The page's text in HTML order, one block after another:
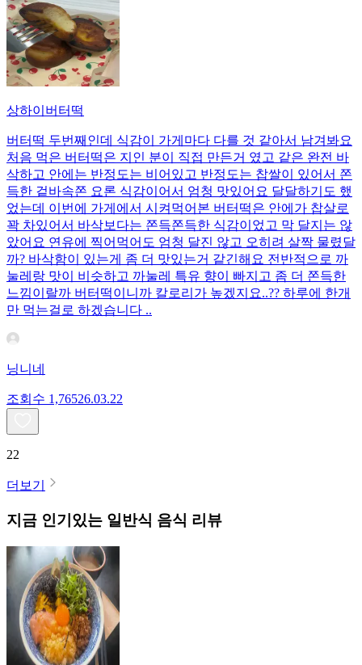
상하이버터떡
버터떡 두번째인데 식감이 가게마다 다를 것 같아서 남겨봐요
처음 먹은 버터떡은 지인 분이 직접 만든거 였고 같은 완전 바
삭하고 안에는 반정도는 비어있고 반정도는 찹쌀이 있어서 쫀
득한 겉바속쫀 요론 식감이어서 엄청 맛있어요 달달하기도 했
었는데 이번에 가게에서 시켜먹어본 버터떡은 안에가 찹살로
꽉 차있어서 바삭보다는 쫀득쫀득한 식감이었고 막 달지는 않
았어요 연유에 찍어먹어도 엄청 달진 않고 오히려 살짝 물렸달
까? 바삭함이 있는게 좀 더 맛있는거 같긴해요 전반적으로 까
눌레랑 맛이 비슷하고 까눌레 특유 향이 빠지고 좀 더 쫀득한
느낌이랄까 버터떡이니까 칼로리가 높겠지요..?? 하루에 한개
만 먹는걸로 하겠습니다 ..
닝니네
조회수 1,76526.03.22
22
더보기
지금 인기있는 일반식 음식 리뷰